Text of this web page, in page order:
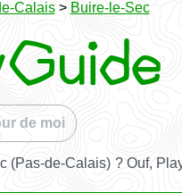
Calais> Buire-le-Sec
de moi
(Pas-de-Calais) ? Ouf,